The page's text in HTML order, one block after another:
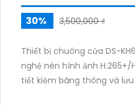
30%
3,500,000 ₫
Thiết bị chuông cửa DS-
nghệ nén hình ảnh H.265+/
tiết kiệm băng thông và